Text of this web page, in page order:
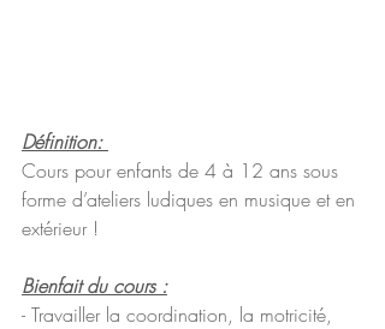
Définition:
Cours pour enfants de 4 à 12 ans sous
forme d’ateliers ludiques en musique et en
extérieur !
Bienfait du cours :
- Travailler la coordination, la motricité,